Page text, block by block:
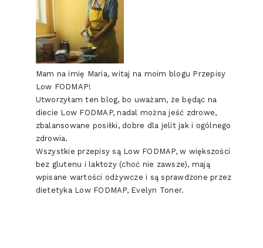
Mam na imię Maria, witaj na moim blogu Przepisy
Low FODMAP!
Utworzyłam ten blog, bo uważam, że będąc na
diecie Low FODMAP, nadal można jeść zdrowe,
zbalansowane posiłki, dobre dla jelit jak i ogólnego
zdrowia.
Wszystkie przepisy są Low FODMAP, w większości
bez glutenu i laktozy (choć nie zawsze), mają
wpisane wartości odżywcze i są sprawdzone przez
dietetyka Low FODMAP, Evelyn Toner.